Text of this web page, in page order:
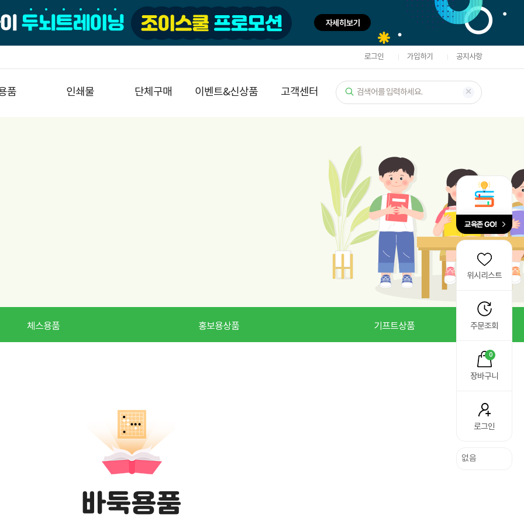
로그인 가입하기 공지사항
품 인쇄물 단체구매 이벤트&신상품 고객센터
위시리스트
주문조회
0
장바구니
로그인
없음
체스용품 홍보용상품 기프트상품
바둑용품